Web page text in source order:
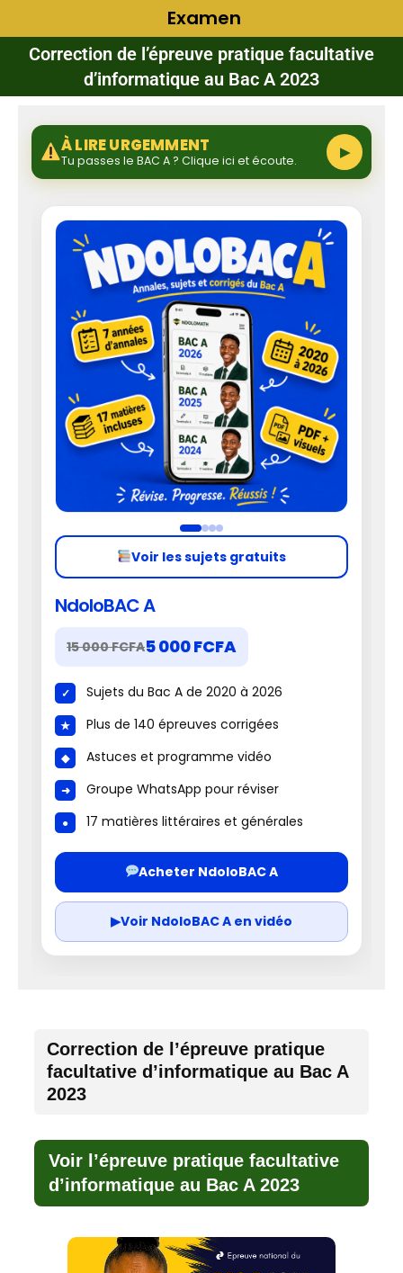
Examen
Correction de l’épreuve pratique facultative
d’informatique au Bac A 2023
À LIRE URGEMMENT
Tu passes le BAC A ? Clique ici et écoute. ▶
Voir les sujets gratuits
NdoloBAC A
15 000 FCFA5 000 FCFA
Sujets du Bac A de 2020 à 2026
Plus de 140 épreuves corrigées
Astuces et programme vidéo
Groupe WhatsApp pour réviser
17 matières littéraires et générales
Acheter NdoloBAC A
▶Voir NdoloBAC A en vidéo
Correction de l’épreuve pratique
facultative d’informatique au Bac A
2023
Voir l’épreuve pratique facultative
d’informatique au Bac A 2023